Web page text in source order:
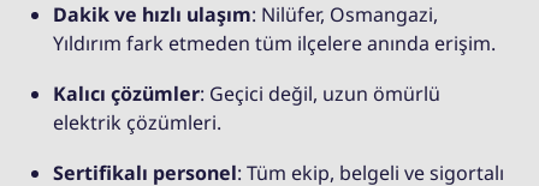
Dakik ve hızlı ulaşım: Nilüfer, Osmangazi,
Yıldırım fark etmeden tüm ilçelere anında erişim.
Kalıcı çözümler: Geçici değil, uzun ömürlü
elektrik çözümleri.
Sertifikalı personel: Tüm ekip, belgeli ve sigortalı